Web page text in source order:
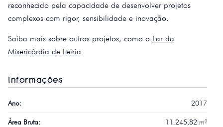
reconhecido pela capacidade de desenvolver projetos
complexos com rigor, sensibilidade e inovação.
Saiba mais sobre outros projetos, como o Lar da
Misericórdia de Leiria
Informações
Ano: 2017
Área Bruta: 11.245,82 m²